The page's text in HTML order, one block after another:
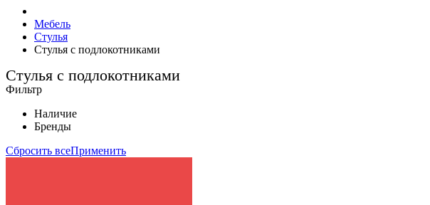
Мебель
Стулья
Стулья с подлокотниками
Стулья с подлокотниками
Фильтр
Наличие
Бренды
Сбросить всеПрименить